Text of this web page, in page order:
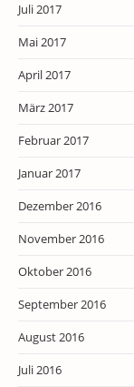
Juli 2017
Mai 2017
April 2017
März 2017
Februar 2017
Januar 2017
Dezember 2016
November 2016
Oktober 2016
September 2016
August 2016
Juli 2016